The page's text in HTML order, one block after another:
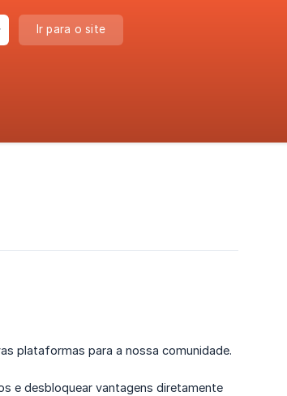
Ir para o site
plataformas para a nossa comunidade.
e desbloquear vantagens diretamente